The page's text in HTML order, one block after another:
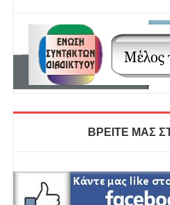
ΒΡΕΙΤΕ ΜΑΣ ΣΤΟ